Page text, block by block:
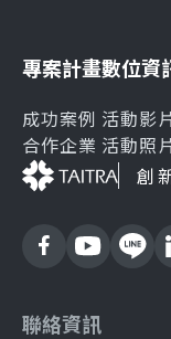
專案計畫
成功案例
合作企業
數位資
活動影片
活動照片
創
聯絡資訊